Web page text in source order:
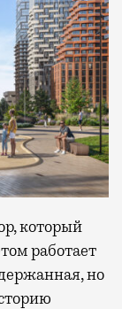
который
работает
но